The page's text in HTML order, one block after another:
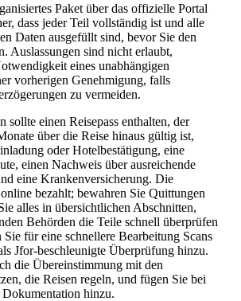
Paket über das offizielle Portal
dass jeder Teil vollständig ist und alle
Daten ausgefüllt sind, bevor Sie den
Auslassungen sind nicht erlaubt,
eines unabhängigen
vorherigen Genehmigung, falls
zu vermeiden.
sollte einen Reisepass enthalten, der
über die Reise hinaus gültig ist,
oder Hotelbestätigung, eine
einen Nachweis über ausreichende
eine Krankenversicherung. Die
bezahlt; bewahren Sie Quittungen
alles in übersichtlichen Abschnitten,
Behörden die Teile schnell überprüfen
für eine schnellere Bearbeitung Scans
Jfor-beschleunigte Überprüfung hinzu.
die Übereinstimmung mit den
die Reisen regeln, und fügen Sie bei
hinzu.